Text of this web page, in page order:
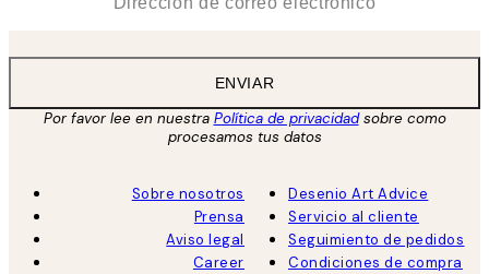
ENVIAR
Por favor lee en nuestra Política de privacidadsobre como
procesamos tus datos
Sobre nosotros
Prensa
Aviso legal
Career
Desenio Art Advice
Servicio al cliente
Seguimiento de pedidos
Condiciones de compra